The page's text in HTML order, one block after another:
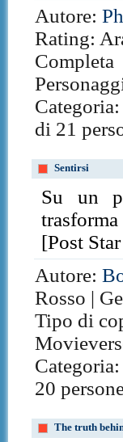
Autore:
Rating:
Completa
Categoria:
di 21
Sentirsi
Su un
[Post
Autore:
Rosso |
Tipo di
Categoria:
20
The truth